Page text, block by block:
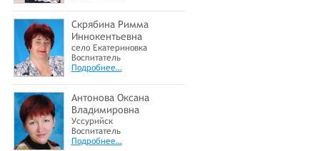
Скрябина Римма
Иннокентьевна
село Екатериновка
Воспитатель
Подробнее…
Антонова Оксана
Владимировна
Уссурийск
Воспитатель
Подробнее…